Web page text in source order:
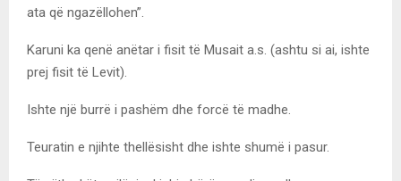
ata që ngazëllohen”.
Karuni ka qenë anëtar i fisit të Musait a.s. (ashtu si ai, ishte
prej fisit të Levit).
Ishte një burrë i pashëm dhe forcë të madhe.
Teuratin e njihte thellësisht dhe ishte shumë i pasur.